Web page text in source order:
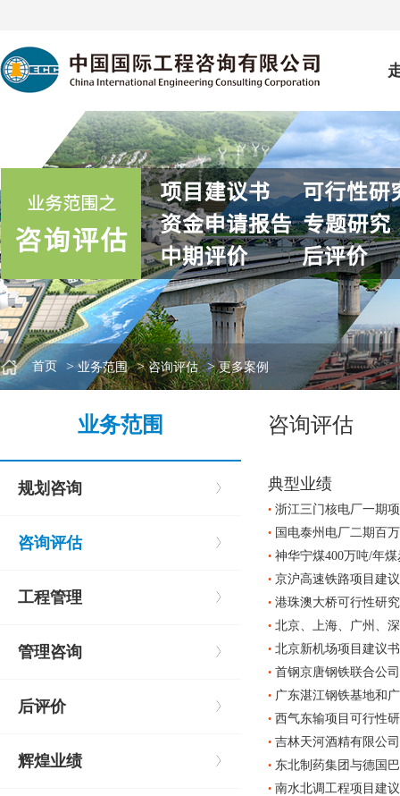
首页 >业务范围 >咨询评估 >更多案例
业务范围
规划咨询
咨询评估
工程管理
管理咨询
后评价
辉煌业绩
咨询评估
典型业绩
• 浙江三门核电厂一期
• 国电泰州电厂二期百
• 神华宁煤400万吨/年
• 京沪高速铁路项目建
• 港珠澳大桥可行性研
• 北京、上海、广州、
• 北京新机场项目建议
• 首钢京唐钢铁联合公
• 广东湛江钢铁基地和
• 西气东输项目可行性
• 吉林天河酒精有限公
• 东北制药集团与德国
• 南水北调工程项目建